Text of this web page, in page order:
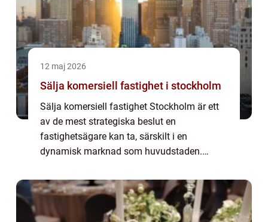
12 maj 2026
Sälja komersiell fastighet i stockholm
Sälja komersiell fastighet Stockholm är ett
av de mest strategiska beslut en
fastighetsägare kan ta, särskilt i en
dynamisk marknad som huvudstaden.
köparbasen blir mer kravställande och
finansieringsförutsättningarna ...